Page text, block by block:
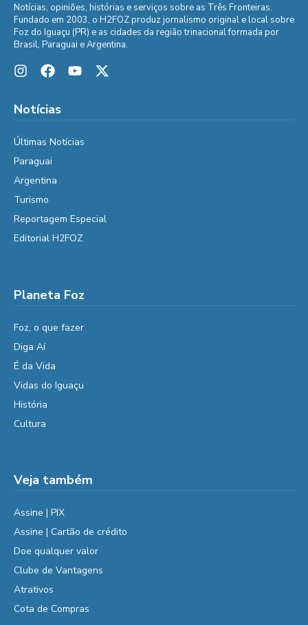
Notícias, opiniões, histórias e serviços sobre as Três Fronteiras.
Fundado em 2003, o H2FOZ produz jornalismo original e local sobre
Foz do Iguaçu (PR) e as cidades da região trinacional formada por
Brasil, Paraguai e Argentina.
Notícias
Últimas Notícias
Paraguai
Argentina
Turismo
Reportagem Especial
Editorial H2FOZ
Planeta Foz
Foz, o que fazer
Diga Aí
É da Vida
Vidas do Iguaçu
História
Cultura
Veja também
Assine | PIX
Assine | Cartão de crédito
Doe qualquer valor
Clube de Vantagens
Atrativos
Cota de Compras